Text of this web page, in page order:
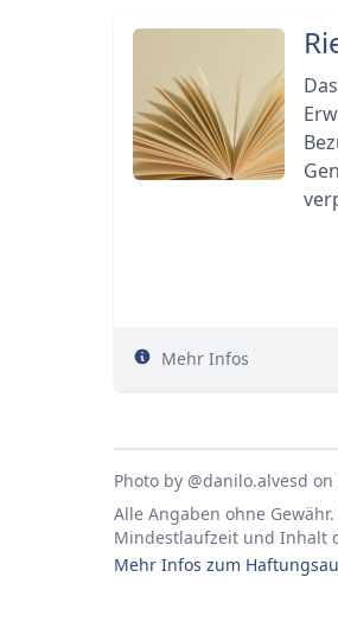
Mehr Infos
Photo by @danilo.alvesd on
Alle Angaben ohne
Mindestlaufzeit und Inhalt
Mehr Infos zum